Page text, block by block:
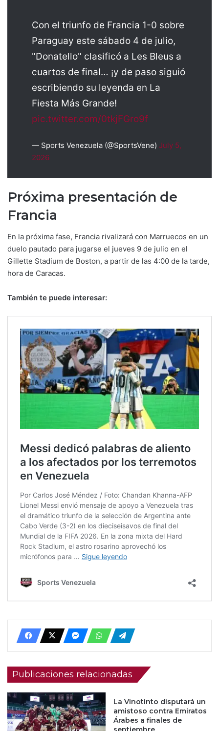
Con el triunfo de Francia 1-0 sobre
Paraguay este sábado 4 de julio,
"Donatello" clasificó a Les Bleus a
cuartos de final… ¡y de paso siguió
escribiendo su leyenda en La
Fiesta Más Grande!
pic.twitter.com/0tkjFGro9f
— Sports Venezuela (@SportsVene) July 5,
2026
Próxima presentación de
Francia
En la próxima fase, Francia rivalizará con Marruecos en un
duelo pautado para jugarse el jueves 9 de julio en el
Gillette Stadium de Boston, a partir de las 4:00 de la tarde,
hora de Caracas.
También te puede interesar:
Publicaciones relacionadas
La Vinotinto disputará un
amistoso contra Emiratos
Árabes a finales de